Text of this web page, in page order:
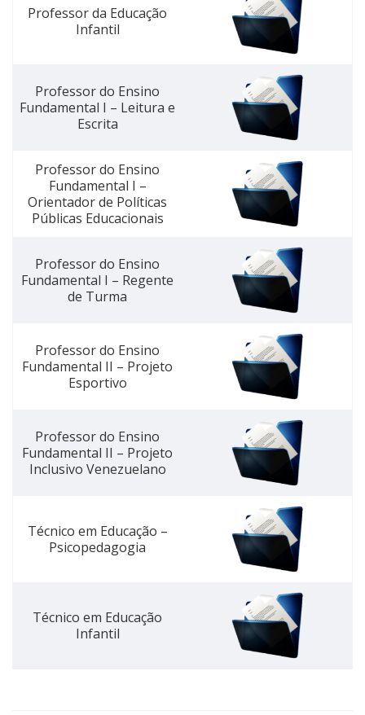
Professor da Educação
Infantil
Professor do Ensino
Fundamental I – Leitura e
Escrita
Professor do Ensino
Fundamental I –
Orientador de Políticas
Públicas Educacionais
Professor do Ensino
Fundamental I – Regente
de Turma
Professor do Ensino
Fundamental II – Projeto
Esportivo
Professor do Ensino
Fundamental II – Projeto
Inclusivo Venezuelano
Técnico em Educação –
Psicopedagogia
Técnico em Educação
Infantil